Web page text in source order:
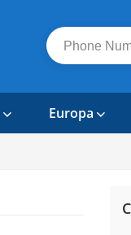
Europa